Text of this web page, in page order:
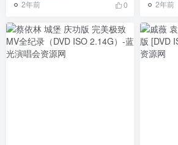
2年前 0 2年前